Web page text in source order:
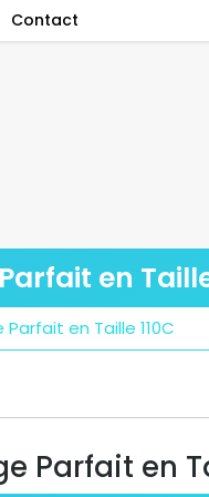
Contact
en Taille
en Taille 110C
Parfait en